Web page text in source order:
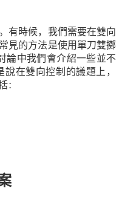
有時候，我們需要在雙向
見的方法是使用單刀雙擲
論中我們會介紹一些並不
在雙向控制的議題上，
：